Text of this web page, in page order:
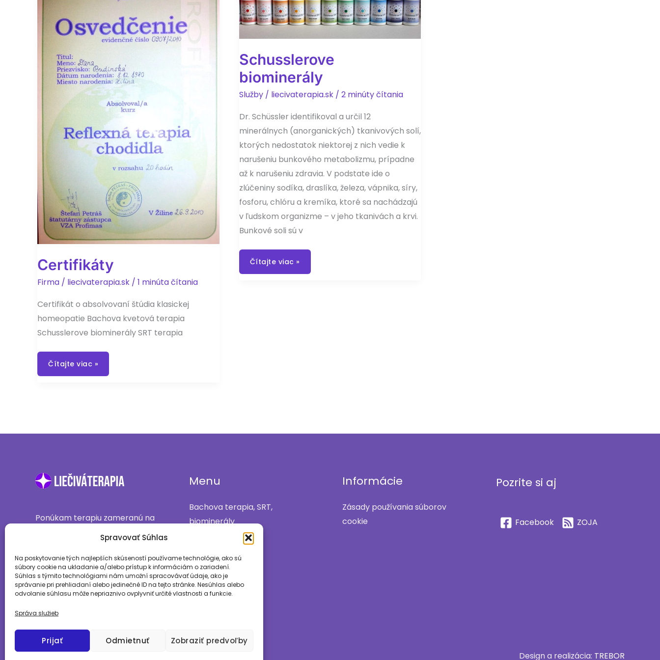
Spravovať Súhlas
Na poskytovanie tých najlepších skúseností používame technológie, ako sú
súbory cookie na ukladanie a/alebo prístup k informáciám o zariadení.
Súhlas s týmito technológiami nám umožní spracovávať údaje, ako je
správanie pri prehliadaní alebo jedinečné ID na tejto stránke. Nesúhlas alebo
odvolanie súhlasu môže nepriaznivo ovplyvniť určité vlastnosti a funkcie.
Správa služieb
Prijať Odmietnuť Zobraziť predvoľby
Certifikáty
Firma / liecivaterapia.sk / 1 minúta čítania
Certifikát o absolvovaní štúdia klasickej
homeopatie Bachova kvetová terapia
Schusslerove biominerály SRT terapia
Certifikáty
Čítajte viac »
Schusslerove
biominerály
Služby/ liecivaterapia.sk / 2 minúty čítania
Dr. Schüssler identifikoval a určil 12
minerálnych (anorganických) tkanivových solí,
ktorých nedostatok niektorej z nich vedie k
narušeniu bunkového metabolizmu, prípadne
až k narušeniu zdravia. V podstate ide o
zlúčeniny sodíka, draslíka, železa, vápnika, síry,
fosforu, chlóru a kremíka, ktoré sa nachádzajú
v ľudskom organizme – v jeho tkanivách a krvi.
Bunkové soli sú v
Schusslerove
biominerály
Čítajte viac »
Ponúkam terapiu zameranú na
podporu samoliečebných
ochorení a celkové zlepšenie
kvality života.
Menu
Bachova terapia, SRT,
biominerály
Cenník
Kontakt
Informácie
Zásady používania súborov
cookie
Pozrite si aj
Facebook ZOJA
Design a realizácia: TREBOR